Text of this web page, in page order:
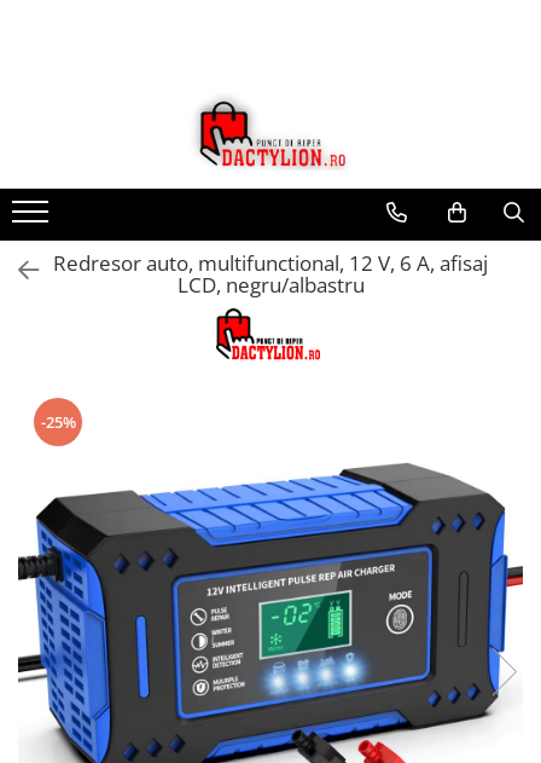
Redresor auto, multifunctional, 12 V, 6 A, afisaj
LCD, negru/albastru
-25%